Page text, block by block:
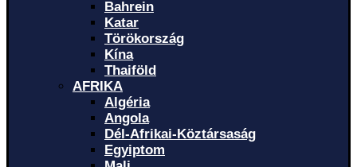
Bahrein
Katar
Törökország
Kína
Thaiföld
AFRIKA
Algéria
Angola
Dél-Afrikai-Köztársaság
Egyiptom